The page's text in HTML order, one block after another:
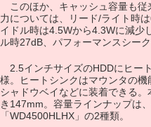
このほか、キャッシュ容量も従
力については、リード/ライト時
イドル時は4.5Wから4.3Wに減少
ル時27dB、パフォーマンスシーク
2.5インチサイズのHDDにヒー
様。ヒートシンクはマウンタの
シャドウベイなどに装着できる
き147mm。容量ラインナップは
「WD4500HLHX」の2種類。